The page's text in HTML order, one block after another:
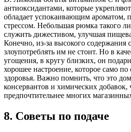
антиоксидантами, которые
обладает успокаивающим ароматом,
стрессом. Небольшая рюмка такого
служить дижестивом, улучшая
Конечно, из-за высокого содержания
злоупотреблять им не стоит. Но в
угощения, в кругу близких, он
хорошее настроение, которое само по
здоровья. Важно помнить, что это
консервантов и химических добавок,
предпочтительнее многих
8. Советы по подаче